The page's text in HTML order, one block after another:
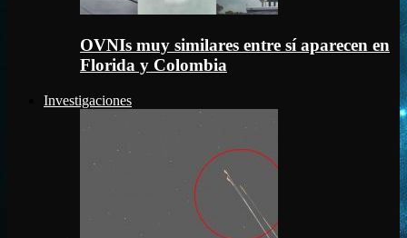
OVNIs muy similares entre sí aparecen en
Florida y Colombia
Investigaciones